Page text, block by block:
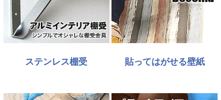
ステンレス棚受 貼ってはがせる壁紙